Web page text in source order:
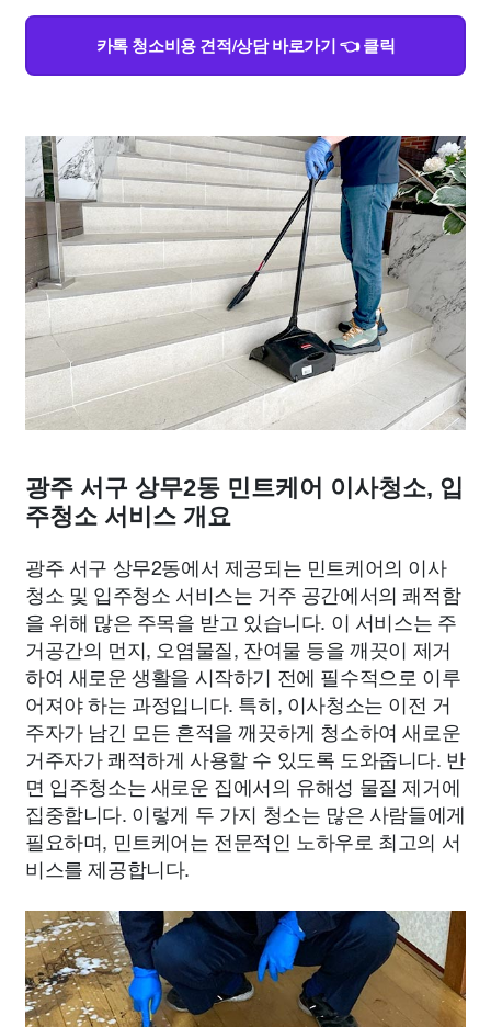
카톡 청소비용 견적/상담 바로가기 👈 클릭
광주 서구 상무2동 민트케어 이사청소, 입
주청소 서비스 개요
광주 서구 상무2동에서 제공되는 민트케어의 이사
청소 및 입주청소 서비스는 거주 공간에서의 쾌적함
을 위해 많은 주목을 받고 있습니다. 이 서비스는 주
거공간의 먼지, 오염물질, 잔여물 등을 깨끗이 제거
하여 새로운 생활을 시작하기 전에 필수적으로 이루
어져야 하는 과정입니다. 특히, 이사청소는 이전 거
주자가 남긴 모든 흔적을 깨끗하게 청소하여 새로운
거주자가 쾌적하게 사용할 수 있도록 도와줍니다. 반
면 입주청소는 새로운 집에서의 유해성 물질 제거에
집중합니다. 이렇게 두 가지 청소는 많은 사람들에게
필요하며, 민트케어는 전문적인 노하우로 최고의 서
비스를 제공합니다.